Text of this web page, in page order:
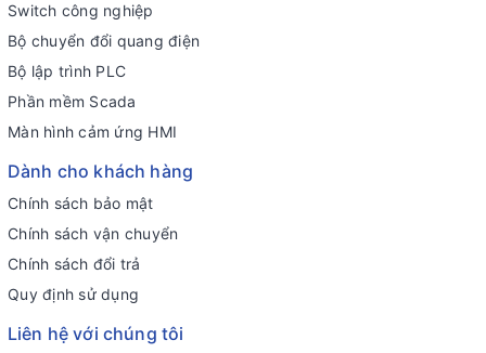
Switch công nghiệp
Bộ chuyển đổi quang điện
Bộ lập trình PLC
Phần mềm Scada
Màn hình cảm ứng HMI
Dành cho khách hàng
Chính sách bảo mật
Chính sách vận chuyển
Chính sách đổi trả
Quy định sử dụng
Liên hệ với chúng tôi